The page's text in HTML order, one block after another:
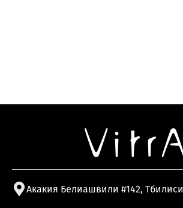
Акакия Белиашвили #142, Тбилиси